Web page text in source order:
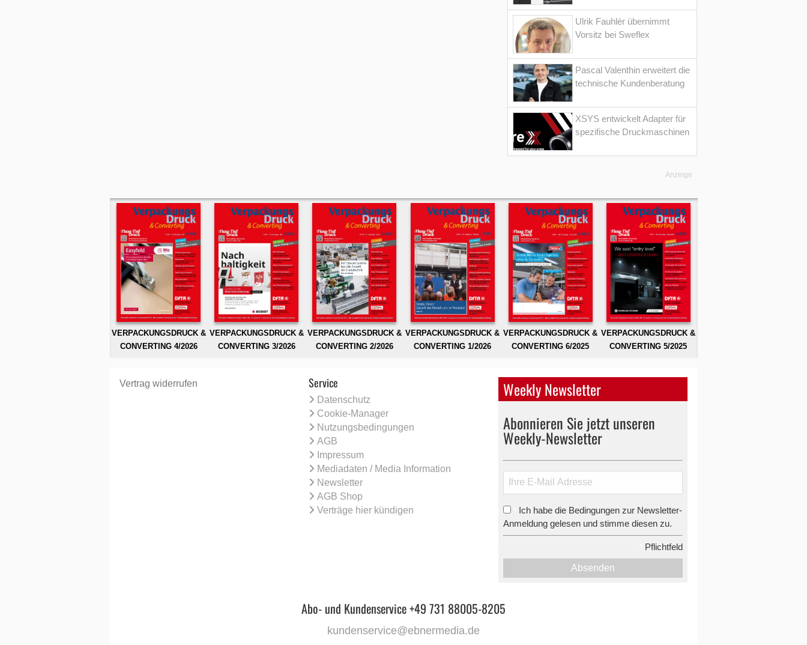
Ulrik Fauhlér übernimmt
Vorsitz bei Sweflex
Pascal Valenthin erweitert die
technische Kundenberatung
XSYS entwickelt Adapter für
spezifische Druckmaschinen
Anzeige
VERPACKUNGSDRUCK &
CONVERTING 4/2026
VERPACKUNGSDRUCK &
CONVERTING 3/2026
VERPACKUNGSDRUCK &
CONVERTING 2/2026
VERPACKUNGSDRUCK &
CONVERTING 1/2026
VERPACKUNGSDRUCK &
CONVERTING 6/2025
VERPACKUNGSDRUCK &
CONVERTING 5/2025
Vertrag widerrufen Service
Datenschutz
Cookie-Manager
Nutzungsbedingungen
AGB
Impressum
Mediadaten / Media Information
Newsletter
AGB Shop
Verträge hier kündigen
Weekly Newsletter
Abonnieren Sie jetzt unseren
Weekly-Newsletter
Ich habe die Bedingungen zur Newsletter-
Anmeldung gelesen und stimme diesen zu.
Pflichtfeld
Absenden
Abo- und Kundenservice +49 731 88005-8205
kundenservice@ebnermedia.de